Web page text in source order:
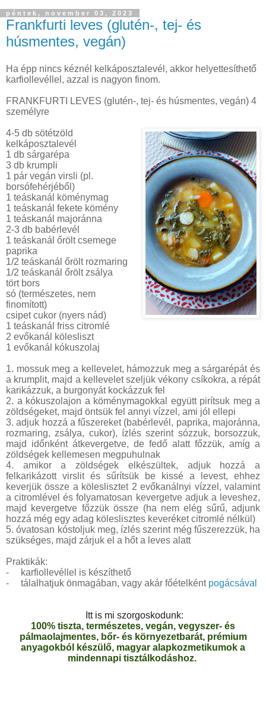
péntek, november 03, 2023
Frankfurti leves (glutén-, tej- és
húsmentes, vegán)
Ha épp nincs kéznél kelkáposztalevél, akkor helyettesíthető
karfiollevéllel, azzal is nagyon finom.
FRANKFURTI LEVES (glutén-, tej- és húsmentes, vegán) 4
személyre
4-5 db sötétzöld
kelkáposztalevél
1 db sárgarépa
3 db krumpli
1 pár vegán virsli (pl.
borsófehérjéből)
1 teáskanál köménymag
1 teáskanál fekete kömény
1 teáskanál majoránna
2-3 db babérlevél
1 teáskanál őrölt csemege
paprika
1/2 teáskanál őrölt rozmaring
1/2 teáskanál őrölt zsálya
tört bors
só (természetes, nem
finomított)
csipet cukor (nyers nád)
1 teáskanál friss citromlé
2 evőkanál kölesliszt
1 evőkanál kókuszolaj
1. mossuk meg a kellevelet, hámozzuk meg a sárgarépát és
a krumplit, majd a kellevelet szeljük vékony csíkokra, a répát
karikázzuk, a burgonyát kockázzuk fel
2. a kókuszolajon a köménymagokkal együtt pirítsuk meg a
zöldségeket, majd öntsük fel annyi vízzel, ami jól ellepi
3. adjuk hozzá a fűszereket (babérlevél, paprika, majoránna,
rozmaring, zsálya, cukor), ízlés szerint sózzuk, borsozzuk,
majd időnként átkevergetve, de fedő alatt főzzük, amíg a
zöldségek kellemesen megpuhulnak
4. amikor a zöldségek elkészültek, adjuk hozzá a
felkarikázott virslit és sűrítsük be kissé a levest, ehhez
keverjük össze a köleslisztet 2 evőkanálnyi vízzel, valamint
a citromlével és folyamatosan kevergetve adjuk a leveshez,
majd kevergetve főzzük össze (ha nem elég sűrű, adjunk
hozzá még egy adag köleslisztes keveréket citromlé nélkül)
5. óvatosan kóstoljuk meg, ízlés szerint még fűszerezzük, ha
szükséges, majd zárjuk el a hőt a leves alatt
Praktikák:
-
karfiollevéllel is készíthető
-
tálalhatjuk önmagában, vagy akár főételként pogácsával
Itt is mi szorgoskodunk:
100% tiszta, természetes, vegán, vegyszer- és
pálmaolajmentes, bőr- és környezetbarát, prémium
anyagokból készülő, magyar alapkozmetikumok a
mindennapi tisztálkodáshoz.